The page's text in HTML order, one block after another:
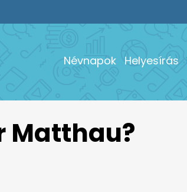
Névnapok Helyesírás
Matthau?